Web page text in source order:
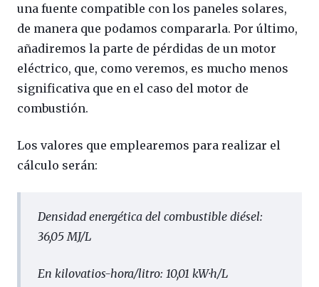
una fuente compatible con los paneles solares,
de manera que podamos compararla. Por último,
añadiremos la parte de pérdidas de un motor
eléctrico, que, como veremos, es mucho menos
significativa que en el caso del motor de
combustión.
Los valores que emplearemos para realizar el
cálculo serán:
Densidad energética del combustible diésel:
36,05 MJ/L
En kilovatios-hora/litro: 10,01 kW·h/L